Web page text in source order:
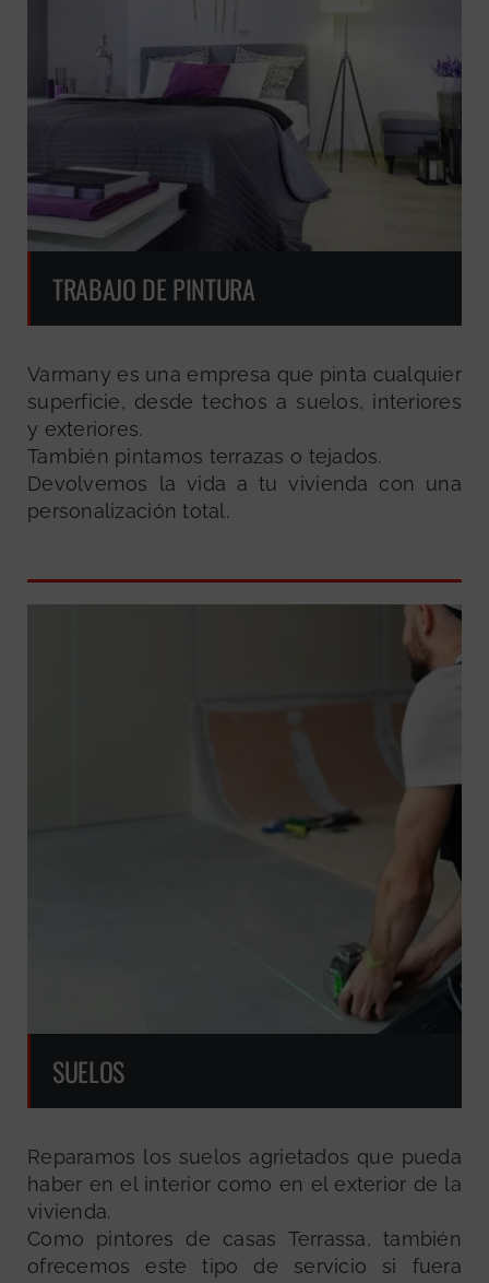
TRABAJO DE PINTURA
Varmany es una empresa que pinta cualquier
superficie, desde techos a suelos, interiores
y exteriores.
También pintamos terrazas o tejados.
Devolvemos la vida a tu vivienda con una
personalización total.
SUELOS
Reparamos los suelos agrietados que pueda
haber en el interior como en el exterior de la
vivienda.
Como pintores de casas Terrassa, también
ofrecemos este tipo de servicio si fuera